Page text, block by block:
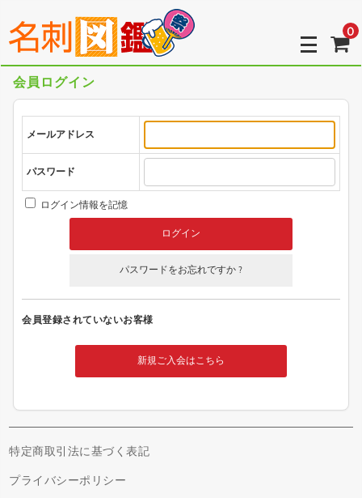
0
会員ログイン
メールアドレス
パスワード
ログイン情報を記憶
パスワードをお忘れですか ?
会員登録されていないお客様
新規ご入会はこちら
特定商取引法に基づく表記
プライバシーポリシー